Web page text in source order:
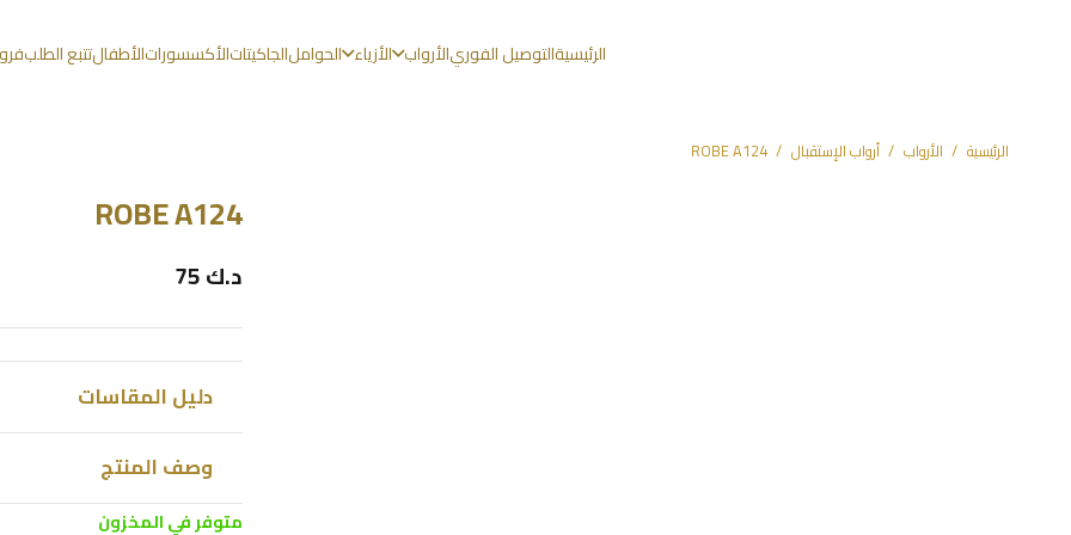
الرئيسيةالتوصيل الفوريالأرواب الأزياء الحواملالجاكيتاتالأكسسوراتالأطفالتتبع الطلب
الرئيسية / الأرواب / أرواب الإستقبال /
ROBE A124
ROBE A124
د.ك
دليل المقاسات
وصف المنتج
متوفر في المخزون